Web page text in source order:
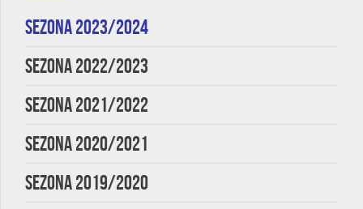
SEZONA 2023/2024
SEZONA 2022/2023
SEZONA 2021/2022
SEZONA 2020/2021
SEZONA 2019/2020